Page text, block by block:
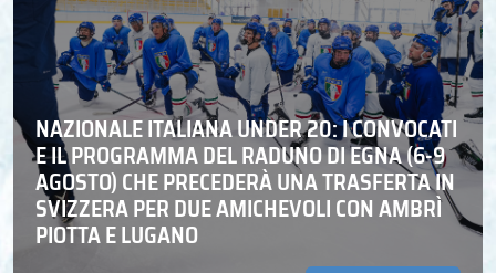
NAZIONALE ITALIANA UNDER 20: I CONVOCATI
E IL PROGRAMMA DEL RADUNO DI EGNA (6-9
AGOSTO) CHE PRECEDERÀ UNA TRASFERTA IN
SVIZZERA PER DUE AMICHEVOLI CON AMBRÌ
PIOTTA E LUGANO